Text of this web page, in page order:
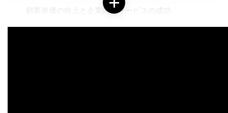
顧客単価の向上と企業向けサービスの成功